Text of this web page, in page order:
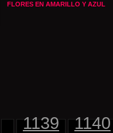
FLORES EN AMARILLO Y AZUL
1139 1140